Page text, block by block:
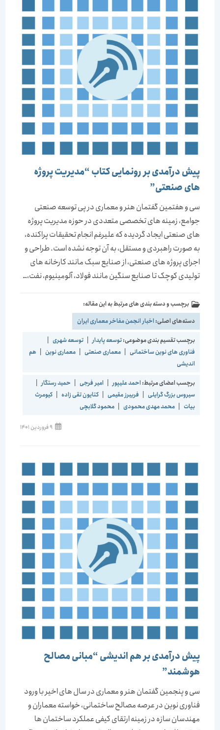
پیش درآمدی بر رونمایی کتاب “مدیریت پروژه
های صنعتی”
سی و هفتمین گفتمان هنر و معماری در پی توسعه صنعتی
جوامع، زمینه های تخصصی متعددی در حوزه مدیریت پروژه
های صنعتی ایجاد گردیده که علیرغم انجام تحقیقات پراکنده،
به صورت راهبردی و مستقل، به آن توجه نشده است. طراحی و
اجرای پروژه های صنعتی، از صنایع سبک مانند کارخانه های
تولیدی کوچک تا صنایع سنگین مانند فولاد، آلومینیوم، نفت،…
برچسب و دسته بندی های مرتبط به این مقاله:
دسته‌های اصلی:اخبار انجمن مفاخر معماری ایران
برچسب تقسیم بندی موضوعی:توسعه پایدار | توسعه شهری |
فناوری های نوین ساختمانی | معماری صنعتی | معماری نوین |
اندیشی
برچسب اعضای مرتبط:احمد علیپور | امیر فرجی | حمید رستگار |
سیروس بزرگ گرایلی | فریبرز مقیمی | کتایون تقی زاده |
کیومرث
بیات | محمد مهدی محمودی | محمود گلابچی
9 فروردین 1401
پیش درآمدی بر هم اندیشی “مبانی مصالح
هوشمند”
سی و پنجمین گفتمان هنر و معماری در سال های اخیر با ورود
فناوری نوین در عرصه مصالح ساختمانی، خواسته معماران و
مهندسان سازه در زمینه ارتقای کیفی عملکرد ساختمان ها